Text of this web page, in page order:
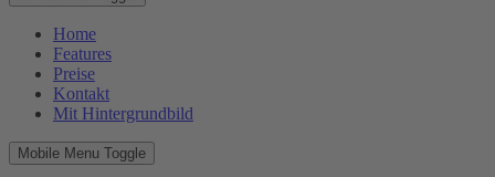
Home
Features
Preise
Kontakt
Mit Hintergrundbild
Mobile Menu Toggle